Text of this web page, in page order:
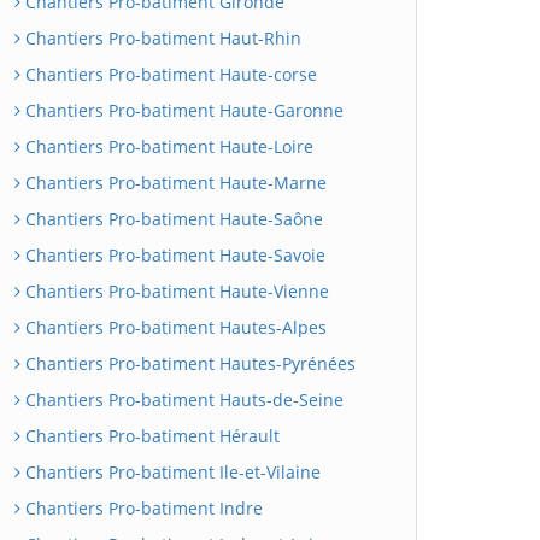
Chantiers Pro-batiment Haut-Rhin
Chantiers Pro-batiment Haute-corse
Chantiers Pro-batiment Haute-Garonne
Chantiers Pro-batiment Haute-Loire
Chantiers Pro-batiment Haute-Marne
Chantiers Pro-batiment Haute-Saône
Chantiers Pro-batiment Haute-Savoie
Chantiers Pro-batiment Haute-Vienne
Chantiers Pro-batiment Hautes-Alpes
Chantiers Pro-batiment Hautes-Pyrénées
Chantiers Pro-batiment Hauts-de-Seine
Chantiers Pro-batiment Hérault
Chantiers Pro-batiment Ile-et-Vilaine
Chantiers Pro-batiment Indre